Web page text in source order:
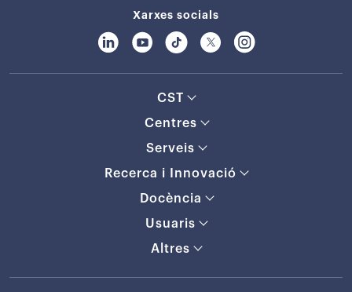
Xarxes socials
CST
Centres
Serveis
Recerca i Innovació
Docència
Usuaris
Altres